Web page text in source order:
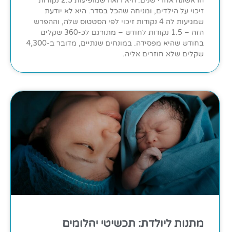
זיכוי על הילדים, ומניחה שהכל בסדר. היא לא יודעת
שמגיעות לה 4 נקודות זיכוי לפי הסטטוס שלה, וההפרש
הזה – 1.5 נקודות לחודש – מתורגם לכ-360 שקלים
בחודש שהיא מפסידה. במונחים שנתיים, מדובר ב-4,300
שקלים שלא חוזרים אליה.
מתנות ליולדת: תכשיטי יהלומים